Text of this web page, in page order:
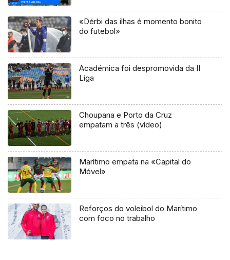
«Dérbi das ilhas é momento bonito
do futebol»
Académica foi despromovida da II
Liga
Choupana e Porto da Cruz
empatam a três (vídeo)
Marítimo empata na «Capital do
Móvel»
Reforços do voleibol do Marítimo
com foco no trabalho